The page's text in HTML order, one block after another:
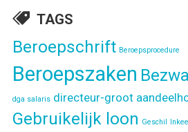
TAGS
Beroepschrift Beroepsprocedure
Beroepszaken
dga salaris directeur-groot
Gebruikelijk loon Geschil